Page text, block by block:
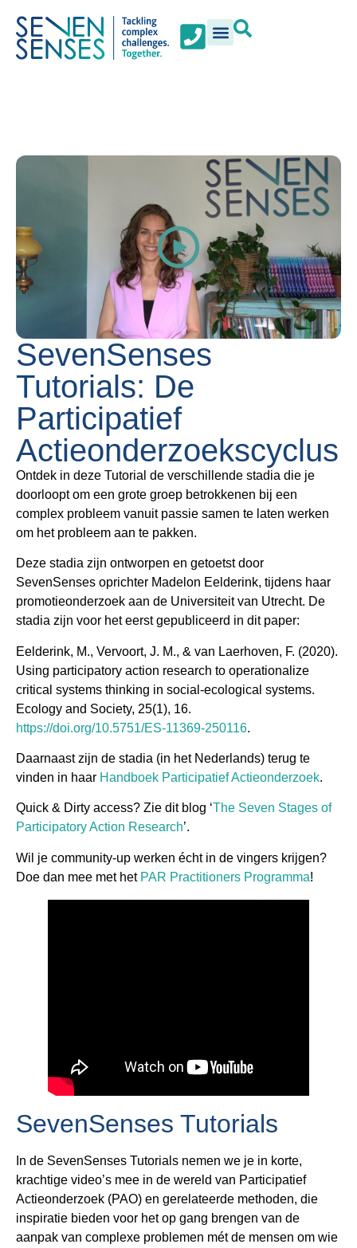
SevenSenses
Tutorials: De
Participatief
Actieonderzoekscyclus
Ontdek in deze Tutorial de verschillende stadia die je
doorloopt om een grote groep betrokkenen bij een
complex probleem vanuit passie samen te laten werken
om het probleem aan te pakken.
Deze stadia zijn ontworpen en getoetst door
SevenSenses oprichter Madelon Eelderink, tijdens haar
promotieonderzoek aan de Universiteit van Utrecht. De
stadia zijn voor het eerst gepubliceerd in dit paper:
Eelderink, M., Vervoort, J. M., & van Laerhoven, F. (2020).
Using participatory action research to operationalize
critical systems thinking in social-ecological systems.
Ecology and Society, 25(1), 16.
https://doi.org/10.5751/ES-11369-250116.
Daarnaast zijn de stadia (in het Nederlands) terug te
vinden in haar Handboek Participatief Actieonderzoek.
Quick & Dirty access? Zie dit blog ‘The Seven Stages of
Participatory Action Research’.
Wil je community-up werken écht in de vingers krijgen?
Doe dan mee met het PAR Practitioners Programma!
SevenSenses Tutorials
In de SevenSenses Tutorials nemen we je in korte,
krachtige video’s mee in de wereld van Participatief
Actieonderzoek (PAO) en gerelateerde methoden, die
inspiratie bieden voor het op gang brengen van de
aanpak van complexe problemen mét de mensen om wie